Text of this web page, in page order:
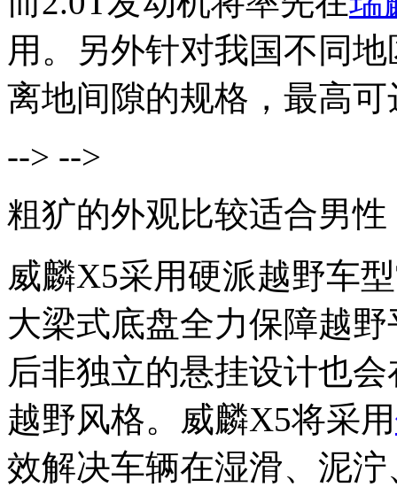
用。另外针对我国不同
离地间隙的规格，最高可
--> -->
粗犷的外观比较适合男性
威麟X5采用硬派越野车
大梁式底盘全力保障越
后非独立的悬挂设计也
越野风格。威麟X5将采用
效解决车辆在湿滑、泥